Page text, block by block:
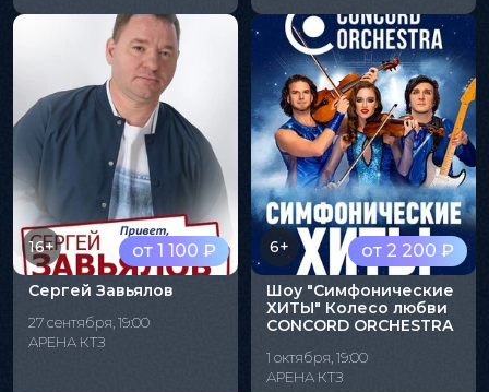
от 1 100 ₽
16+
Сергей Завьялов
27 сентября, 19:00
АРЕНА КТЗ
от 2 200 ₽
6+
Шоу "Симфонические
ХИТЫ" Колесо любви
CONCORD ORCHESTRA
1 октября, 19:00
АРЕНА КТЗ